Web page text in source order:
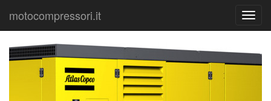
motocompressori.it